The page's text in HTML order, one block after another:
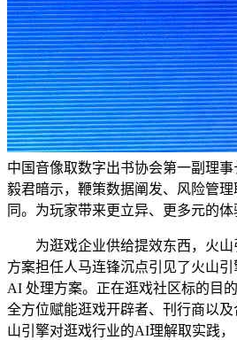
中国音像取数字出书协会第一副理
毅君暗示，鞭策数据阐发、风险管
同。为玩家带来更立异、更多元的体
为逛戏企业供给提效东西，火山
方案担任人马连锋沉点引见了火山
AI 处理方案。正在逛戏社区标的目
全方位赋能逛戏开辟者、刊行商以
山引擎对逛戏行业的AI理解取实践，